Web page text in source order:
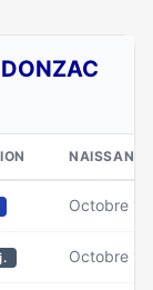
NAISSANCE
Octobre
Octobre